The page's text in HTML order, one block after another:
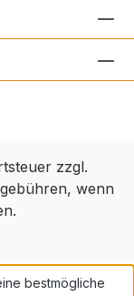
zzgl.
wenn
bestmögliche